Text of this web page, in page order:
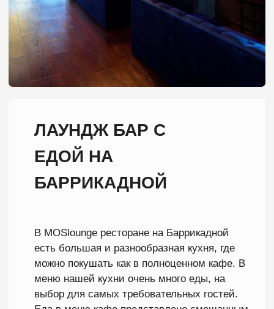
посетить уютную веранду, где можно
встретить прекрасный закат, наслаждаясь
вкусным коктейлем и едой.
ЛАУНЖ КАФЕ НА
БАРРИКАДНОЙ